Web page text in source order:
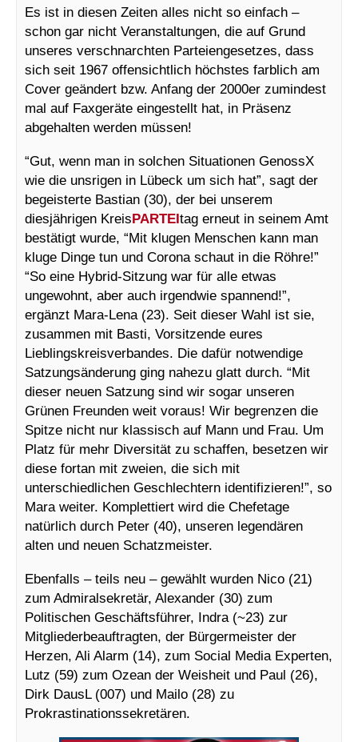
Es ist in diesen Zeiten alles nicht so einfach –
schon gar nicht Veranstaltungen, die auf Grund
unseres verschnarchten Parteiengesetzes, dass
sich seit 1967 offensichtlich höchstes farblich am
Cover geändert bzw. Anfang der 2000er zumindest
mal auf Faxgeräte eingestellt hat, in Präsenz
abgehalten werden müssen!
“Gut, wenn man in solchen Situationen GenossX
wie die unsrigen in Lübeck um sich hat”, sagt der
begeisterte Bastian (30), der bei unserem
diesjährigen KreisPARTEItag erneut in seinem Amt
bestätigt wurde, “Mit klugen Menschen kann man
kluge Dinge tun und Corona schaut in die Röhre!”
“So eine Hybrid-Sitzung war für alle etwas
ungewohnt, aber auch irgendwie spannend!”,
ergänzt Mara-Lena (23). Seit dieser Wahl ist sie,
zusammen mit Basti, Vorsitzende eures
Lieblingskreisverbandes. Die dafür notwendige
Satzungsänderung ging nahezu glatt durch. “Mit
dieser neuen Satzung sind wir sogar unseren
Grünen Freunden weit voraus! Wir begrenzen die
Spitze nicht nur klassisch auf Mann und Frau. Um
Platz für mehr Diversität zu schaffen, besetzen wir
diese fortan mit zweien, die sich mit
unterschiedlichen Geschlechtern identifizieren!”, so
Mara weiter. Komplettiert wird die Chefetage
natürlich durch Peter (40), unseren legendären
alten und neuen Schatzmeister.
Ebenfalls – teils neu – gewählt wurden Nico (21)
zum Admiralsekretär, Alexander (30) zum
Politischen Geschäftsführer, Indra (~23) zur
Mitgliederbeauftragten, der Bürgermeister der
Herzen, Ali Alarm (14), zum Social Media Experten,
Lutz (59) zum Ozean der Weisheit und Paul (26),
Dirk DausL (007) und Mailo (28) zu
Prokrastinationssekretären.